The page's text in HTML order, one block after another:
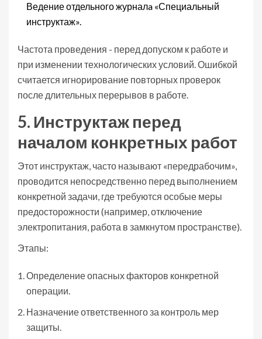
Ведение отдельного журналa «Специальный
инструктаж».
Частота проведения - перед допуском к работе и
при изменении технологических условий. Ошибкой
считается игнорирование повторных проверок
после длительных перерывов в работе.
5. Инструктаж перед
началом конкретных работ
Этот инструктаж, часто называют «передрабочим»,
проводится непосредственно перед выполнением
конкретной задачи, где требуются особые меры
предосторожности (например, отключение
электропитания, работа в замкнутом пространстве).
Этапы:
Определение опасных факторов конкретной
операции.
Назначение ответственного за контроль мер
защиты.